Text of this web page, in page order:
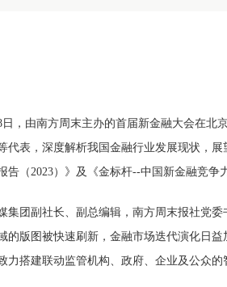
日，由南方周末主办的首届新金融大会在北
代表，深度解析我国金融行业发展现状，展
告（2023）》及《金标杆--中国新金融竞争
集团副社长、副 总编辑，南方周末报社党委
的版图被快速刷新， 金融市场迭代演化日
力搭建联动监管机构、 政府、企业及公众的